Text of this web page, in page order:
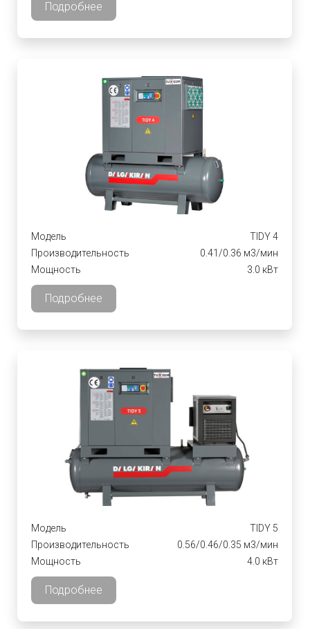
Подробнее
Модель
TIDY 4
Производительность
0.41/0.36 м3/мин
Мощность
3.0 кВт
Подробнее
Модель
TIDY 5
Производительность
0.56/0.46/0.35 м3/мин
Мощность
4.0 кВт
Подробнее